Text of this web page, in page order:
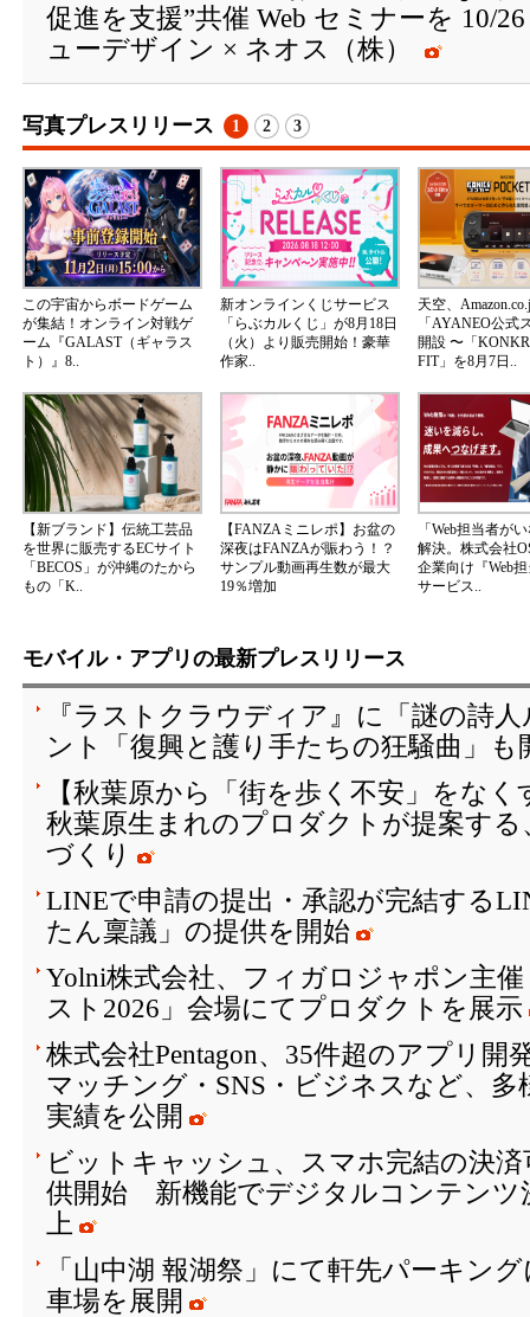
促進を支援”共催 Web セミナーを 10/
ューデザイン × ネオス（株）
写真プレスリリース 1 2 3
この宇宙からボードゲーム
が集結！オンライン対戦ゲ
ーム『GALAST（ギャラス
ト）』8..
新オンラインくじサービス
「らぶカルくじ」が8月18日
（火）より販売開始！豪華
作家..
天空、
「AYANEO公式
開設 〜「
FIT」を8月7日..
【新ブランド】伝統工芸品
を世界に販売するECサイト
「BECOS」が沖縄のたから
もの「K..
【FANZAミニレポ】お盆の
深夜はFANZAが賑わう！？
サンプル動画再生数が最大
19％増加
「Web担当者が
解決。株式会社
企業向け『Web
サービス..
モバイル・アプリの最新プレスリリース
『ラストクラウディア』に「謎の詩
ント「復興と護り手たちの狂騒曲」も
【秋葉原から「街を歩く不安」をな
秋葉原生まれのプロダクトが提案す
づくり
LINEで申請の提出・承認が完結する
たん稟議」の提供を開始
Yolni株式会社、フィガロジャポン主
スト2026」会場にてプロダクトを展示
株式会社Pentagon、35件超のアプリ開
マッチング・SNS・ビジネスなど、
実績を公開
ビットキャッシュ、スマホ完結の決
供開始 新機能でデジタルコンテンツ
上
「山中湖 報湖祭」にて軒先パーキン
車場を展開